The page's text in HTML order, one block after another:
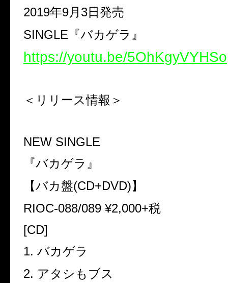
2019年9月 3日発売
SINGLE 『バカゲラ』
https://youtu.be/5OhKgyVYHSo
＜リリース情報＞
NEW SINGLE
『バカゲラ』
【バカ盤(CD+DVD)】
RIOC-088/089 ¥2,000+税
[CD]
1. バカゲラ
2. アタシもブス